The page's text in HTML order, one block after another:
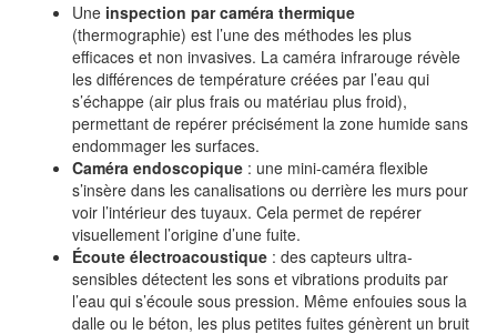
Une inspection par caméra thermique
(thermographie) est l’une des méthodes les plus
efficaces et non invasives. La caméra infrarouge révèle
les différences de température créées par l’eau qui
s’échappe (air plus frais ou matériau plus froid),
permettant de repérer précisément la zone humide sans
endommager les surfaces.
Caméra endoscopique : une mini-caméra flexible
s’insère dans les canalisations ou derrière les murs pour
voir l’intérieur des tuyaux. Cela permet de repérer
visuellement l’origine d’une fuite.
Écoute électroacoustique : des capteurs ultra-
sensibles détectent les sons et vibrations produits par
l’eau qui s’écoule sous pression. Même enfouies sous la
dalle ou le béton, les plus petites fuites génèrent un bruit